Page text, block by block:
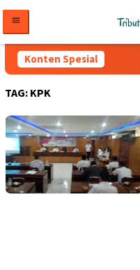
konten
Konten Spesial
TAG: KPK